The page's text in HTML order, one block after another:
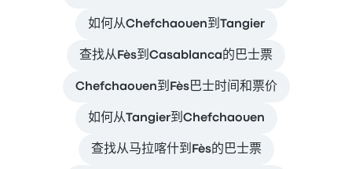
如何从Chefchaouen到Tangier
查找从Fès到Casablanca的巴士票
Chefchaouen到Fès巴士时间和票价
如何从Tangier到Chefchaouen
查找从马拉喀什到Fès的巴士票